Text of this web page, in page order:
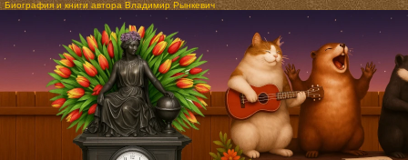
Биография и книги автора Владимир Рынкевич